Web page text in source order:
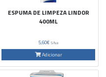
ESPUMA DE LIMPEZA LINDOR
400ML
5,60€ S/Iva
Adicionar